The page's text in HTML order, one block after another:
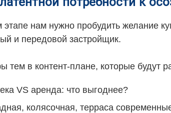
этапе нам нужно пробудить желание
и передовой застройщик.
тем в контент-плане, которые будут
VS аренда: что выгоднее?
колясочная, терраса